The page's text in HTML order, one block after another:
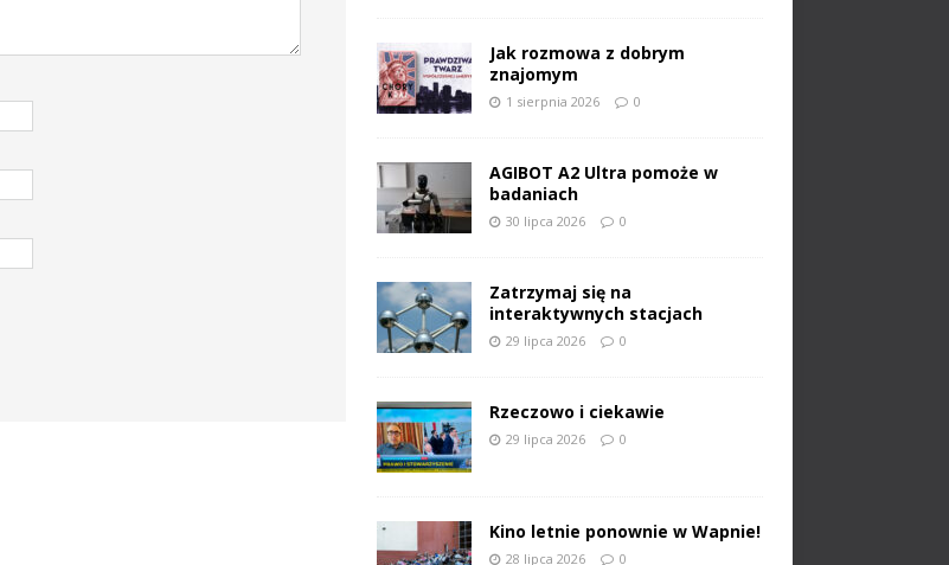
Jak rozmowa z dobrym
znajomym
1 sierpnia 2026 0
AGIBOT A2 Ultra pomoże w
badaniach
30 lipca 2026 0
Zatrzymaj się na
interaktywnych stacjach
29 lipca 2026 0
Rzeczowo i ciekawie
29 lipca 2026 0
Kino letnie ponownie w Wapnie!
28 lipca 2026 0